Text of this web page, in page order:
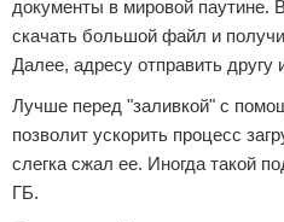
документы в мировой паутине.
скачать большой файл и
Далее, адресу отправить другу
Лучше перед "заливкой" с
позволит ускорить процесс
слегка сжал ее. Иногда такой
ГБ.